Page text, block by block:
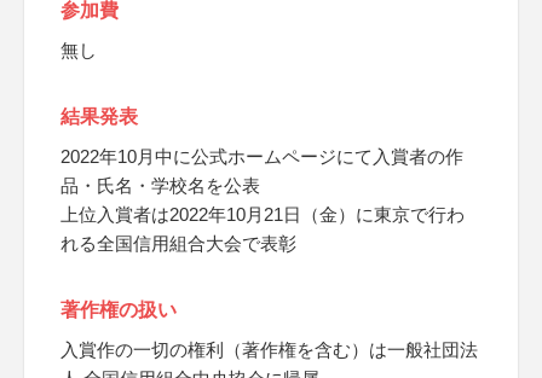
参加費
無し
結果発表
2022年10月中に公式ホームページにて入賞者の作
品・氏名・学校名を公表
上位入賞者は2022年10月21日（金）に東京で行わ
れる全国信用組合大会で表彰
著作権の扱い
入賞作の一切の権利（著作権を含む）は一般社団法